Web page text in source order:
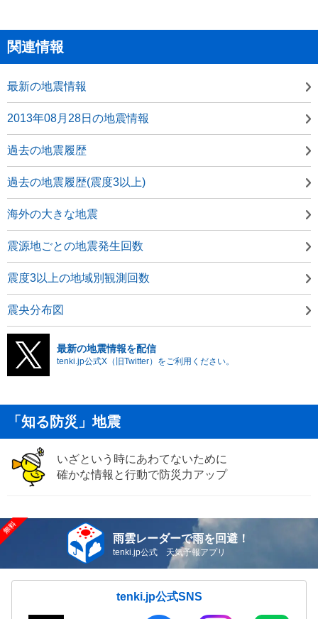
関連情報
最新の地震情報
2013年08月28日の地震情報
過去の地震履歴
過去の地震履歴(震度3以上)
海外の大きな地震
震源地ごとの地震発生回数
震度3以上の地域別観測回数
震央分布図
最新の地震情報を配信
tenki.jp公式X（旧Twitter）をご利用ください。
「知る防災」地震
いざという時にあわてないために
確かな情報と行動で防災力アップ
雨雲レーダーで雨を回避！
tenki.jp公式 天気予報アプリ
tenki.jp公式SNS